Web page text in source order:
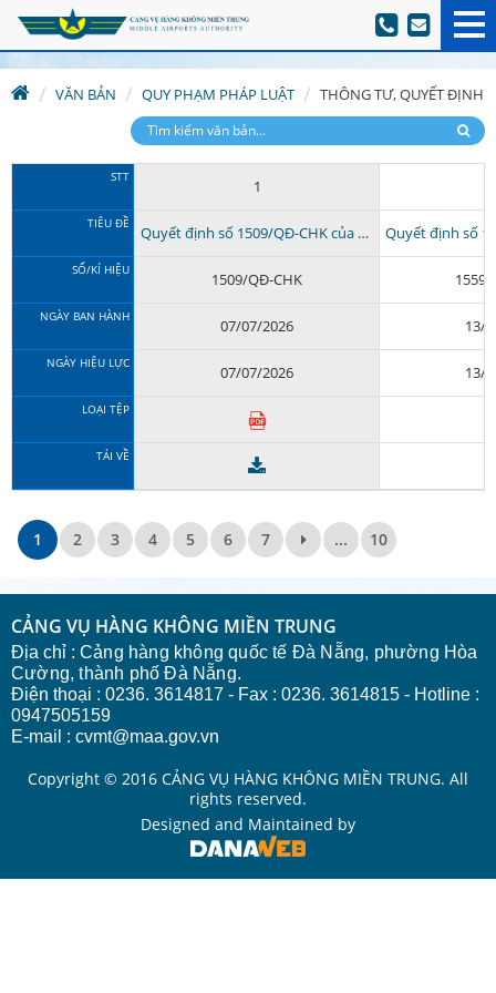
VĂN BẢN QUY PHẠM PHÁP LUẬT THÔNG TƯ, QUYẾT ĐỊNH
STT
TIÊU ĐỀ
SỐ/KÍ HIỆU
NGÀY BAN HÀNH
NGÀY HIỆU LỰC
LOẠI TỆP
TẢI VỀ
1
Quyết định số 1509/QĐ-CHK của Cục Hàng không Việt Nam Quyết...
1509/QĐ-CHK
07/07/2026
07/07/2026
1559/
13/
13/
1 2 3 4 5 6 7 ... 10
CẢNG VỤ HÀNG KHÔNG MIỀN TRUNG
Địa chỉ : Cảng hàng không quốc tế Đà Nẵng, phường Hòa
Cường, thành phố Đà Nẵng.
Điện thoại : 0236. 3614817 - Fax : 0236. 3614815 - Hotline :
0947505159
E-mail : cvmt@maa.gov.vn
Copyright © 2016 CẢNG VỤ HÀNG KHÔNG MIỀN TRUNG. All
rights reserved.
Designed and Maintained by